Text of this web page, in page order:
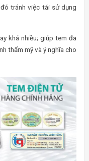
tránh việc tái sử dụng
khá nhiều; giúp tem đa
thẩm mỹ và ý nghĩa cho